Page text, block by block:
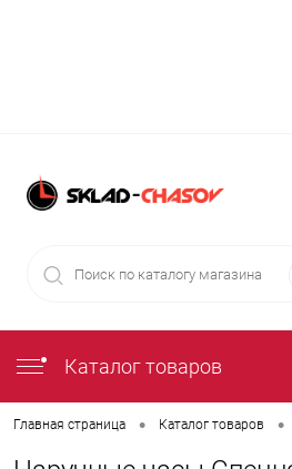
Каталог товаров
Главная страница • Каталог товаров •